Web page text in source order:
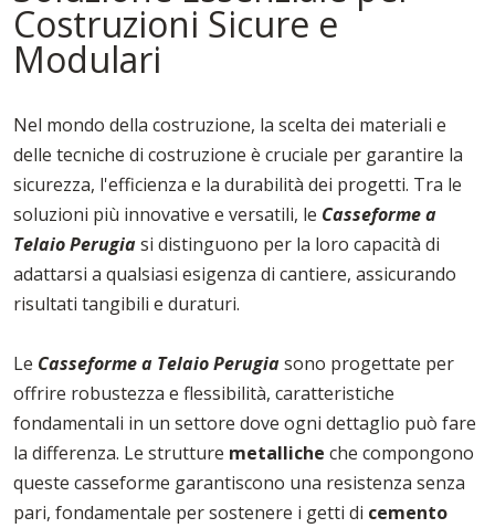
Costruzioni Sicure e
Modulari
Nel mondo della costruzione, la scelta dei materiali e
delle tecniche di costruzione è cruciale per garantire la
sicurezza, l'efficienza e la durabilità dei progetti. Tra le
soluzioni più innovative e versatili, le Casseforme a
Telaio Perugiasi distinguono per la loro capacità di
adattarsi a qualsiasi esigenza di cantiere, assicurando
risultati tangibili e duraturi.
Le Casseforme a Telaio Perugiasono progettate per
offrire robustezza e flessibilità, caratteristiche
fondamentali in un settore dove ogni dettaglio può fare
la differenza. Le strutture metalliche che compongono
queste casseforme garantiscono una resistenza senza
pari, fondamentale per sostenere i getti di cemento